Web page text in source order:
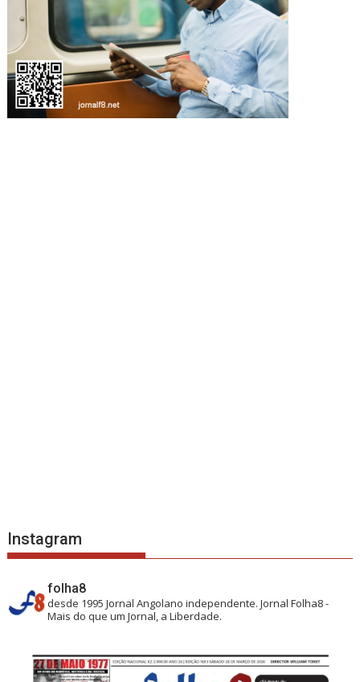
Instagram
folha8
desde 1995 Jornal Angolano independente.Jornal Folha8 -
Mais do que um Jornal, a Liberdade.